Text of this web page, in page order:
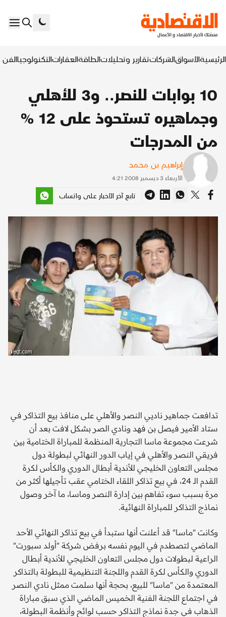
الرئيسيةالأسواقالشركاتتقارير وتحليلاتالطاقةالعقاراتالتكنولوجياالفن
10 بوابات للنصر.. و3 للأهلي
وجماهيره تستحوذ على 12 %
من المدرجات
إبراهيم بن محمد
الأربعاء 3 ديسمبر 2008 4:21
تابع آخر الأخبار على واتساب
تدافعت جماهير ناديي النصر والأهلي على منافذ بيع التذاكر في
ستاد الأمير فيصل بن فهد ونادي الصر بشكل لافت بعد أن
شرعت مجموعة ماسا التجارية المنظمة للمباراة الختامية بين
فريقي النصر والأهلي في إياب الدور النهائي لبطولة دول
مجلس التعاون الخليجي للأندية أبطال الدوري والكأس لكرة
القدم الـ 24، في بيع تذاكر اللقاء الختامي عقب تأجيلها أكثر من
مرة بسبب سوء تفاهم بين إدارة النصر وماسا، ما آخر وصول
نماذج التذاكر للمباراة النهائية.
وكانت "ماسا" قد أعلنت أنها ستبدأ في بيع تذاكر النهائي الأحد
الماضي لتصطدم في اليوم نفسه برفض شركة "أولد سبورت"
الراعية لبطولات دول مجلس التعاون الخليجي للأندية أبطال
الدوري والكأس لكرة القدم واللجنة التنظيمية للبطولة بالتذاكر
المعتمدة من "ماسا" للبيع، بحجة أنها سلمت ممثل نادي النصر
في اجتماع اللجنة الفنية الخميس الماضي الذي سبق مباراة
الذهاب في جدة نماذج التذاكر حسب لوائح وأنظمة البطولة،